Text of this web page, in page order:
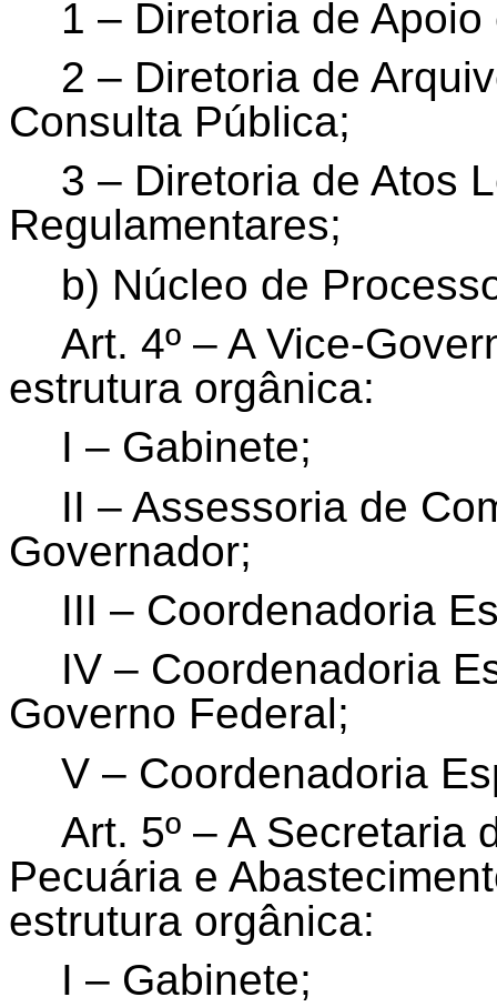
1 – Diretoria de
2 – Diretoria de
Consulta Pública;
3 – Diretoria de Atos
Regulamentares;
b) Núcleo de
Art. 4º – A Vice-
estrutura orgânica:
I – Gabinete;
II – Assessoria de
Governador;
III – Coordenadoria
IV – Coordenadoria
Governo Federal;
V – Coordenadoria
Art. 5º – A Secretaria
Pecuária e
estrutura orgânica:
I – Gabinete;